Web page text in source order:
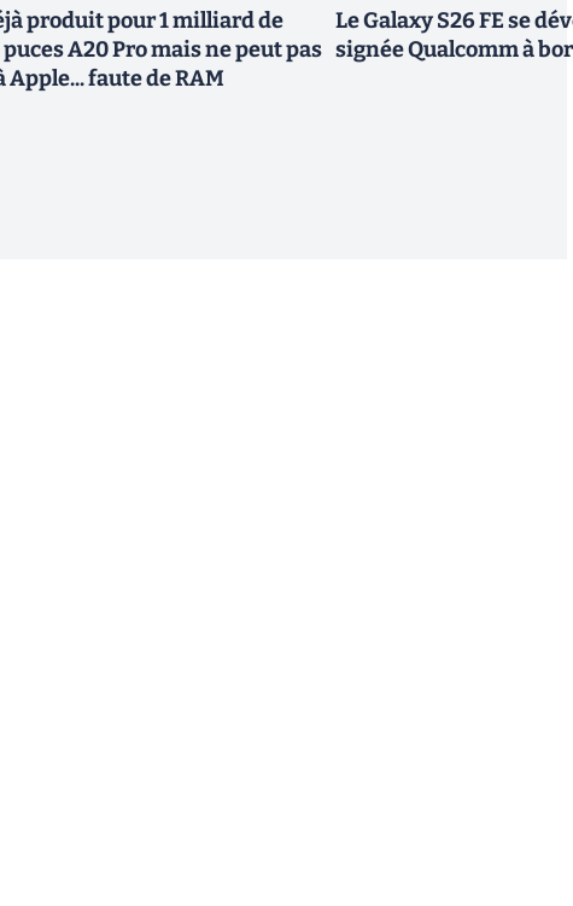
produit pour 1 milliard de
A20 Pro mais ne peut pas
Apple... faute de RAM
Le Galaxy S26 FE se
signée Qualcomm à